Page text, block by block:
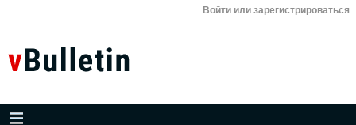
Войти или зарегистрироваться